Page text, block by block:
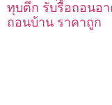
ทุบตึก รับรื้อถอนอา
ถอนบ้าน ราคาถูก